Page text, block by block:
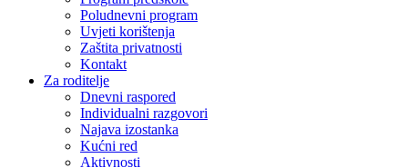
Poludnevni program
Uvjeti korištenja
Zaštita privatnosti
Kontakt
Za roditelje
Dnevni raspored
Individualni razgovori
Najava izostanka
Kućni red
Aktivnosti